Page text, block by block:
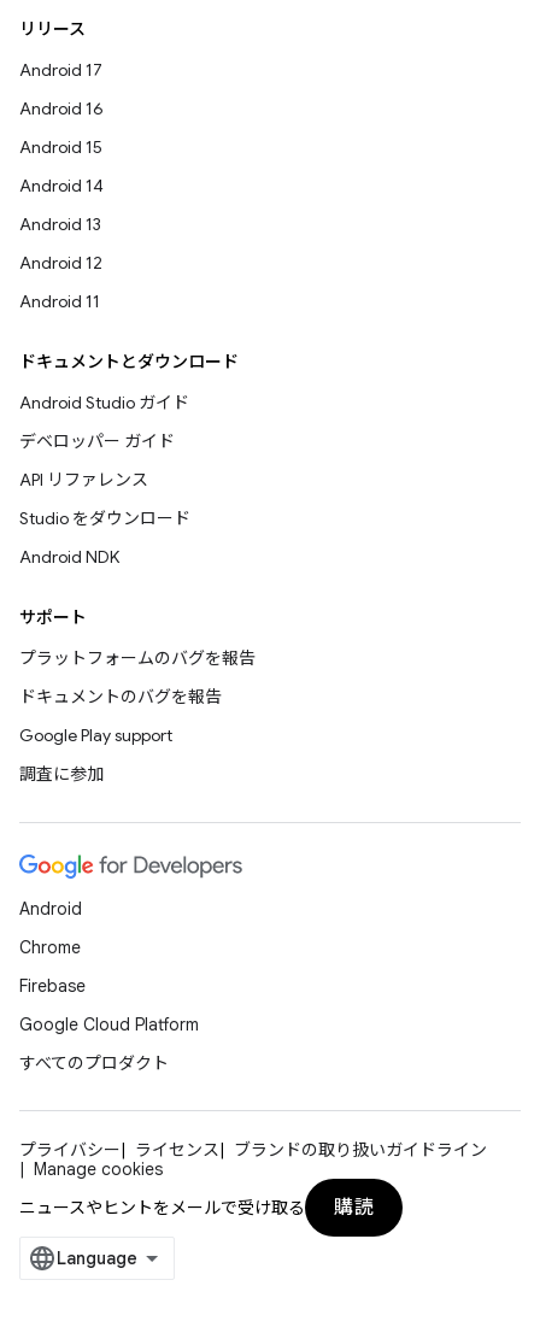
リリース
Android 17
Android 16
Android 15
Android 14
Android 13
Android 12
Android 11
ドキュメントとダウンロード
Android Studio ガイド
デベロッパー ガイド
API リファレンス
Studio をダウンロード
Android NDK
サポート
プラットフォームのバグを報告
ドキュメントのバグを報告
Google Play support
調査に参加
Android
Chrome
Firebase
Google Cloud Platform
すべてのプロダクト
プライバシー ライセンス
ブランドの取り扱いガイドライン
Manage cookies
ニュースやヒントをメールで受け取る
購読